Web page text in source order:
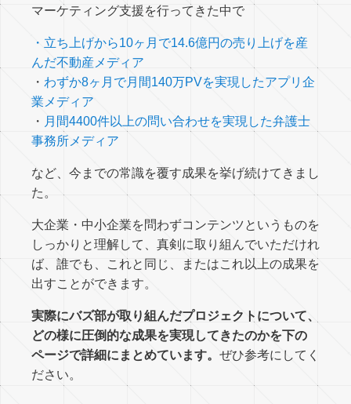
マーケティング支援を行ってきた中で
・ 立ち上げから10ヶ月で14.6億円の売り上げを産
んだ不動産メディア
・ わずか8ヶ月で月間140万PVを実現したアプリ企
業メディア
・ 月間4400件以上の問い合わせを実現した弁護士
事務所メディア
など、今までの常識を覆す成果を挙げ続けてきまし
た。
大企業・中小企業を問わずコンテンツというものを
しっかりと理解して、真剣に取り組んでいただけれ
ば、誰でも、これと同じ、またはこれ以上の成果を
出すことができます。
実際にバズ部が取り組んだプロジェクトについて、
どの様に圧倒的な成果を実現してきたのかを下の
ページで詳細にまとめています。 ぜひ参考にしてく
ださい。